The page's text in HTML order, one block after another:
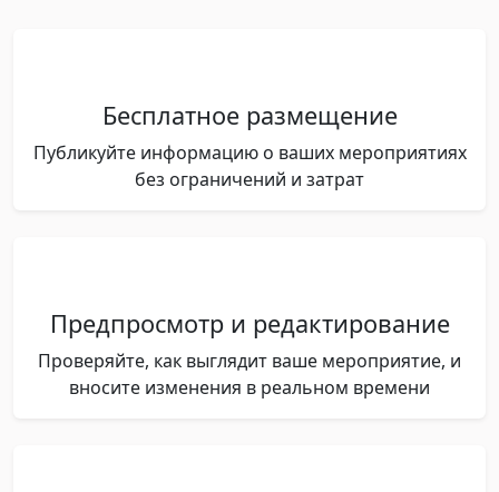
Бесплатное размещение
Публикуйте информацию о ваших мероприятиях
без ограничений и затрат
Предпросмотр и редактирование
Проверяйте, как выглядит ваше мероприятие, и
вносите изменения в реальном времени